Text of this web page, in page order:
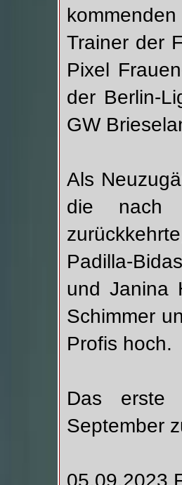
Trainer der
Pixel
der Berlin-
GW
Als
die nach
Padilla-
und Janina
Schimmer
Profis hoch.
Das erste
September
05.09.2023